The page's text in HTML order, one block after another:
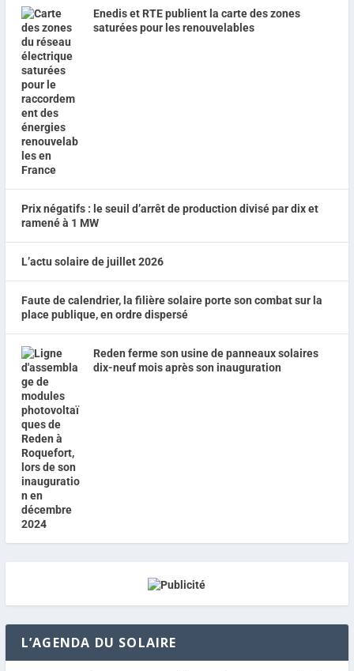
Enedis et RTE publient la carte des zones
saturées pour les renouvelables
Prix négatifs : le seuil d’arrêt de production divisé par dix et
ramené à 1 MW
L’actu solaire de juillet 2026
Faute de calendrier, la filière solaire porte son combat sur la
place publique, en ordre dispersé
Reden ferme son usine de panneaux solaires
dix-neuf mois après son inauguration
L’AGENDA DU SOLAIRE